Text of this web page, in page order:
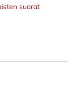
suorat